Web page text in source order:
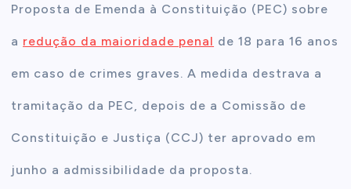
Proposta de Emenda à Constituição (PEC) sobre
a redução da maioridade penal de 18 para 16 anos
em caso de crimes graves. A medida destrava a
tramitação da PEC, depois de a Comissão de
Constituição e Justiça (CCJ) ter aprovado em
junho a admissibilidade da proposta.